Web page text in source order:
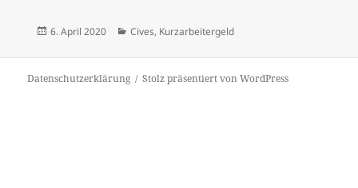
Veröffentlicht
6. April 2020 Kategorien
Cives, Kurzarbeitergeld
Datenschutzerklärung Stolz präsentiert von WordPress